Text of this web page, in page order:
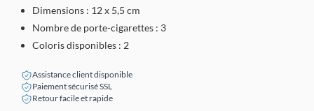
Dimensions : 12 x 5,5 cm
Nombre de porte-cigarettes : 3
Coloris disponibles : 2
Assistance client disponible
Paiement sécurisé SSL
Retour facile et rapide